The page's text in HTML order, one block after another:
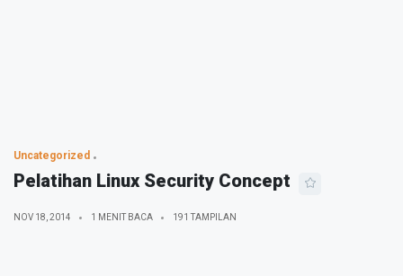
Uncategorized
Pelatihan Linux Security Concept
NOV 18, 2014 1 MENIT BACA 191 TAMPILAN